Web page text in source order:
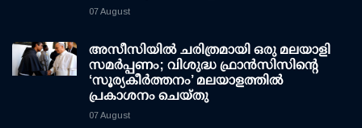
07 August
അസീസിയിൽ ചരിത്രമായി ഒരു മലയാളി
സമർപ്പണം; വിശുദ്ധ ഫ്രാൻസിസിന്റെ
‘സൂര്യകീർത്തനം’ മലയാളത്തിൽ
പ്രകാശനം ചെയ്തു
07 August